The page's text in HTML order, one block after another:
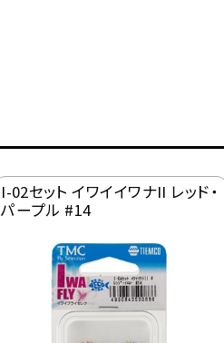
I-02セット イワイイワナII レッド・
パープル #14